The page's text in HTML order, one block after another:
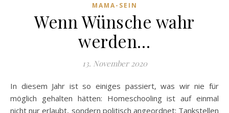
MAMA-SEIN
Wenn Wünsche wahr
werden…
13. November 2020
In diesem Jahr ist so einiges passiert, was wir nie für
möglich gehalten hätten: Homeschooling ist auf einmal
nicht nur erlaubt, sondern politisch angeordnet; Tankstellen